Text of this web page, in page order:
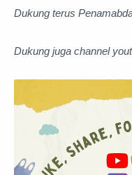
Dukung terus
Dukung juga channel